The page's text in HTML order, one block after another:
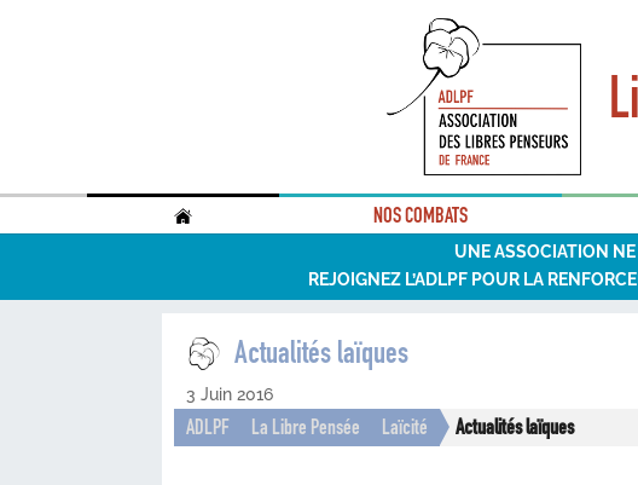
. NOS COMBATS
UNE ASSOCIATION
REJOIGNEZ L’ADLPF POUR LA
Actualités laïques
3 Juin 2016
ADLPF La Libre Pensée Laïcité Actualités laïques